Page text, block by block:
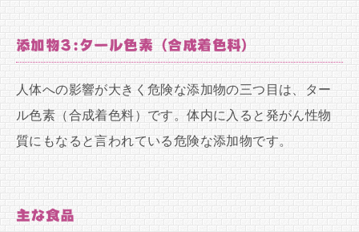
添加物3:タール色素（合成着色料）
人体への影響が大きく危険な添加物の三つ目は、ター
ル色素（合成着色料）です。体内に入ると発がん性物
質にもなると言われている危険な添加物です。
主な食品